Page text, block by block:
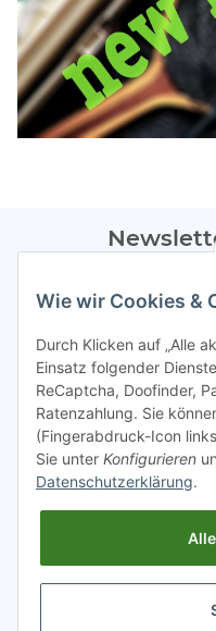
Bitte sendet mir
regelmäßig Infos zu
Gesetzliche Informationen
Wie wir Cookies &
Durch Klicken auf „Alle
Einsatz folgender
ReCaptcha, Doofinder,
Ratenzahlung. Sie
(Fingerabdruck-Icon
Sie unter Konfigurieren
Datenschutzerklärung.